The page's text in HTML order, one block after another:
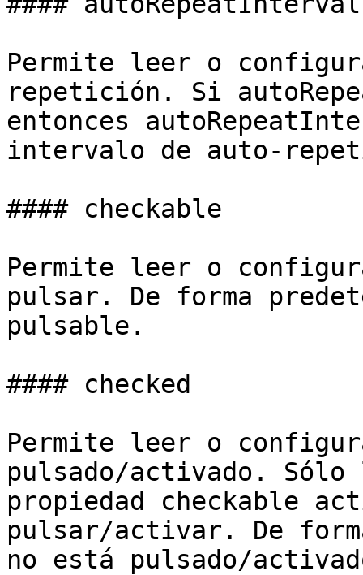
Permite leer o
repetición. Si
entonces
intervalo de auto-
#### checkable
Permite leer o
pulsar. De forma
pulsable.
#### checked
Permite leer o
pulsado/activado.
propiedad checkable
pulsar/activar. De
no está pulsado/